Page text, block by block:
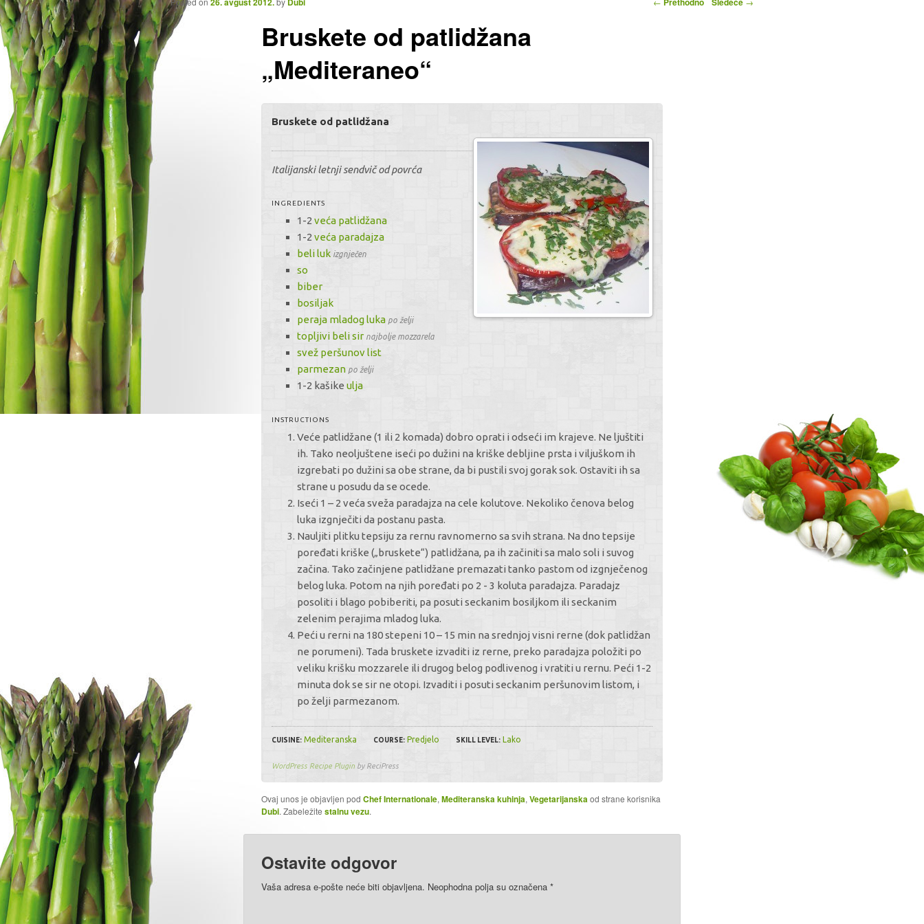
Bruskete od patlidžana
„Mediteraneo“
Bruskete od patlidžana
Italijanski letnji sendvič od povrća
INGREDIENTS
1-2veća patlidžana
1-2veća paradajza
beli luk izgnječen
so
biber
bosiljak
peraja mladog luka po želji
topljivi beli sir najbolje mozzarela
svež peršunov list
parmezan po želji
1-2 kašike ulja
INSTRUCTIONS
Veće patlidžane (1 ili 2 komada) dobro oprati i odseći im krajeve. Ne ljuštiti
ih. Tako neoljuštene iseći po dužini na kriške debljine prsta i viljuškom ih
izgrebati po dužini sa obe strane, da bi pustili svoj gorak sok. Ostaviti ih sa
strane u posudu da se ocede.
Iseći 1 – 2 veća sveža paradajza na cele kolutove. Nekoliko čenova belog
luka izgnječiti da postanu pasta.
Nauljiti plitku tepsiju za rernu ravnomerno sa svih strana. Na dno tepsije
poređati kriške („bruskete“) patlidžana, pa ih začiniti sa malo soli i suvog
začina. Tako začinjene patlidžane premazati tanko pastom od izgnječenog
belog luka. Potom na njih poređati po 2 - 3 koluta paradajza. Paradajz
posoliti i blago pobiberiti, pa posuti seckanim bosiljkom ili seckanim
zelenim perajima mladog luka.
Peći u rerni na 180 stepeni 10 – 15 min na srednjoj visni rerne (dok patlidžan
ne porumeni). Tada bruskete izvaditi iz rerne, preko paradajza položiti po
veliku krišku mozzarele ili drugog belog podlivenog i vratiti u rernu. Peći 1-2
minuta dok se sir ne otopi. Izvaditi i posuti seckanim peršunovim listom, i
po želji parmezanom.
CUISINE: Mediteranska COURSE: Predjelo SKILL LEVEL: Lako
WordPress Recipe Pluginby ReciPress
Ovaj unos je objavljen pod Chef Internationale, Mediteranska kuhinja, Vegetarijanskaod strane korisnika
Dubi. Zabeležite stalnu vezu.
Ostavite odgovor
Vaša adresa e-pošte neće biti objavljena. Neophodna polja su označena *